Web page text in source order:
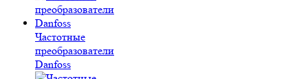
Частотные
преобразователи
Danfoss